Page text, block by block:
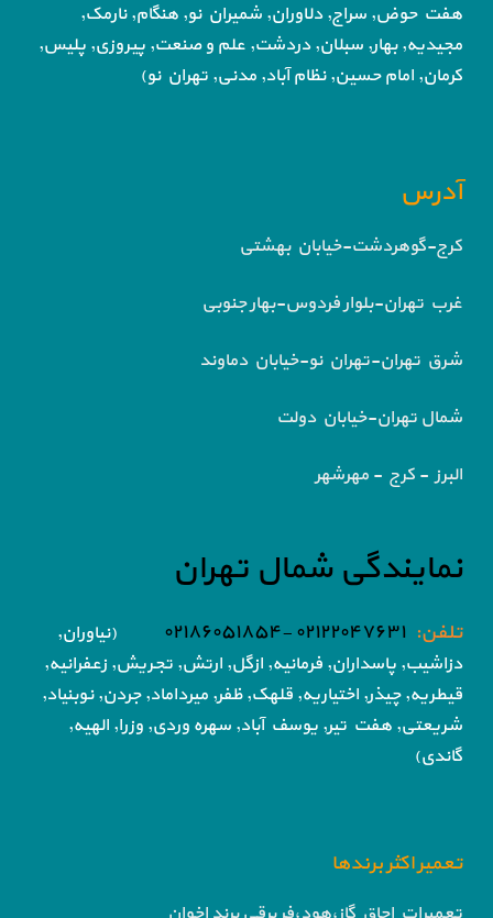
هفت حوض, سراج, دلاوران, شمیران نو, هنگام, نارمک,
مجیدیه, بهار, سبلان, دردشت, علم و صنعت, پیروزی, پلیس,
کرمان, امام حسین, نظام آباد, مدنی, تهران نو)
آدرس
کرج-گوهردشت-خیابان بهشتی
غرب تهران-بلوار فردوس-بهار جنوبی
شرق تهران-تهران نو-خیابان دماوند
شمال تهران-خیابان دولت
البرز - کرج - مهرشهر
نمایندگی شمال تهران
تلفن: ۰۲۱۲۲۰۴۷۶۳۱ -۰۲۱۸۶۰۵۱۸۵۴
(نیاوران,
دزاشیب, پاسداران, فرمانیه, ازگل, ارتش, تجریش, زعفرانیه,
قیطریه, چیذر, اختیاریه, قلهک, ظفر, میرداماد, جردن, نوبنیاد,
شریعتی, هفت تیر, یوسف آباد, سهره وردی, وزرا, الهیه,
گاندی)
تعمیر اکثر برندها